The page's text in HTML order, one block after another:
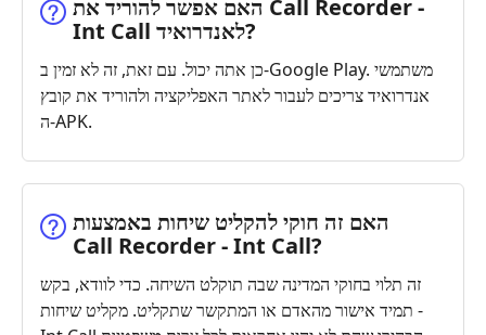
האם אפשר להוריד את Call Recorder -
Int Call לאנדרואיד?
כן אתה יכול. עם זאת, זה לא זמין ב-Google Play. משתמשי
אנדרואיד צריכים לעבור לאתר האפליקציה ולהוריד את קובץ
ה-APK.
האם זה חוקי להקליט שיחות באמצעות
Call Recorder - Int Call?
זה תלוי בחוקי המדינה שבה תוקלט השיחה. כדי לוודא, בקש
תמיד אישור מהאדם או המתקשר שתקליט. מקליט שיחות -